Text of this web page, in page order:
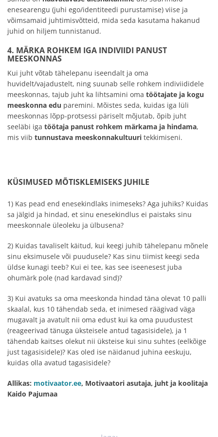
enesearengu (juhi ego/identiteedi purustamise) viise ja
võimsamaid juhtimisvõtteid, mida seda kasutama hakanud
juhid on hiljem tunnistanud.
4. MÄRKA ROHKEM IGA INDIVIIDI PANUST
MEESKONNAS
Kui juht võtab tähelepanu iseendalt ja oma
huvidelt/vajadustelt, ning suunab selle rohkem indiviididele
meeskonnas, tajub juht ka lihtsamini oma töötajate ja kogu
meeskonna edu paremini. Mõistes seda, kuidas iga lüli
meeskonnas lõpp-protsessi päriselt mõjutab, õpib juht
seeläbi iga töötaja panust rohkem märkama ja hindama,
mis viib tunnustava meeskonnakultuuri tekkimiseni.
KÜSIMUSED MÕTISKLEMISEKS JUHILE
1) Kas pead end enesekindlaks inimeseks? Aga juhiks? Kuidas
sa jälgid ja hindad, et sinu enesekindlus ei paistaks sinu
meeskonnale üleoleku ja ülbusena?
2) Kuidas tavaliselt käitud, kui keegi juhib tähelepanu mõnele
sinu eksimusele või puudusele? Kas sinu tiimist keegi seda
üldse kunagi teeb? Kui ei tee, kas see iseenesest juba
ohumärk pole (nad kardavad sind)?
3) Kui avatuks sa oma meeskonda hindad täna olevat 10 palli
skaalal, kus 10 tähendab seda, et inimesed räägivad väga
mugavalt ja avatult nii oma edust kui ka oma puudustest
(reageerivad tänuga üksteisele antud tagasisidele), ja 1
tähendab kaitses olekut nii üksteise kui sinu suhtes (eelkõige
just tagasisidele)? Kas oled ise näidanud juhina eeskuju,
kuidas olla avatud tagasisidele?
Allikas: motivaator.ee, Motivaatori asutaja, juht ja koolitaja
Kaido Pajumaa